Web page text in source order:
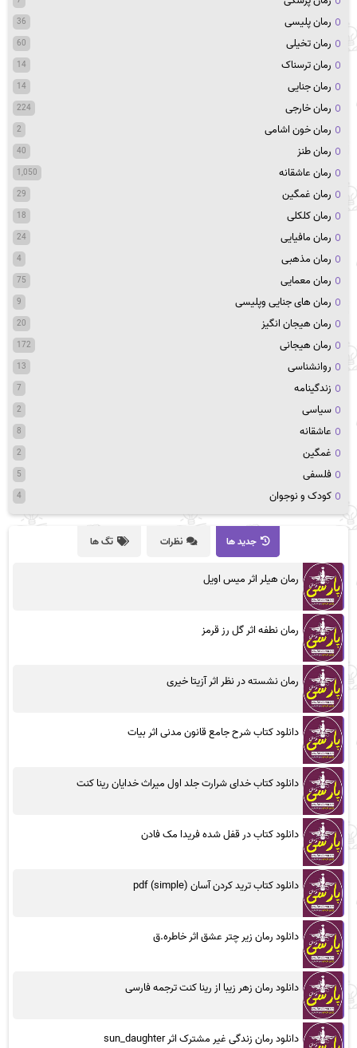
رمان پلیسی 36
رمان تخیلی 60
رمان ترسناک 14
رمان جنایی 14
رمان خارجی 224
رمان خون اشامی 2
رمان طنز 40
رمان عاشقانه 1,050
رمان غمگین 29
رمان کلکلی 18
رمان مافیایی 24
رمان مذهبی 4
رمان معمایی 75
رمان های جنایی وپلیسی 9
رمان هیجان انگیز 20
رمان هیجانی 172
روانشناسی 13
زندگینامه 7
سیاسی 2
عاشقانه 8
غمگین 2
فلسفی 5
کودک و نوجوان 4
جدید ها نظرات تگ ها
رمان هیلر اثر میس اویل
رمان نطفه اثر گل رز قرمز
رمان نشسته در نظر اثر آزیتا خیری
دانلود کتاب شرح جامع قانون مدنی اثر بیات
دانلود کتاب خدای شرارت جلد اول میراث خدایان رینا کنت
دانلود کتاب در قفل شده فریدا مک فادن
دانلود کتاب ترید کردن آسان (simple) pdf
دانلود رمان زیر چتر عشق اثر خاطره.ق
دانلود رمان زهر زیبا از رینا کنت ترجمه فارسی
دانلود رمان زندگی غیر مشترک اثر sun_daughter